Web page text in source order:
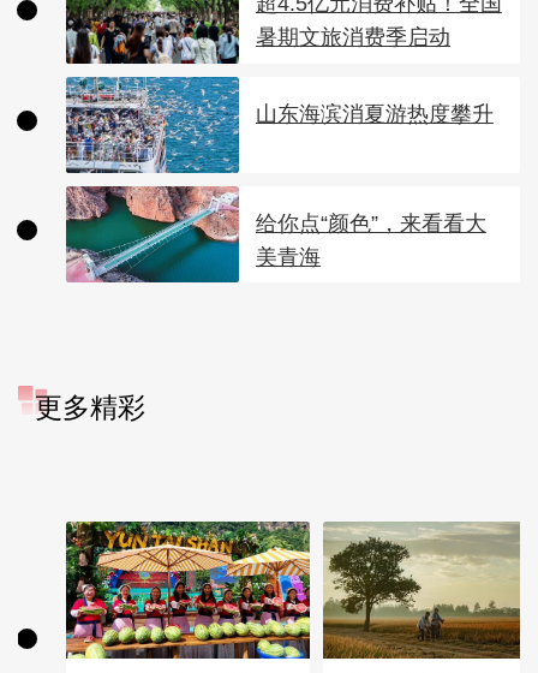
暑期文旅消费季启动
山东海滨消夏游热度攀升
给你点“颜色”，来看看大
美青海
更多精彩